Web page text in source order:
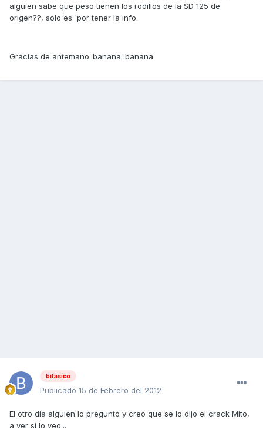
alguien sabe que peso tienen los rodillos de la SD 125 de
origen??, solo es `por tener la info.
Gracias de antemano.:banana :banana
bifasico
Publicado 15 de Febrero del 2012
El otro dia alguien lo preguntò y creo que se lo dijo el crack Mito,
a ver si lo veo...